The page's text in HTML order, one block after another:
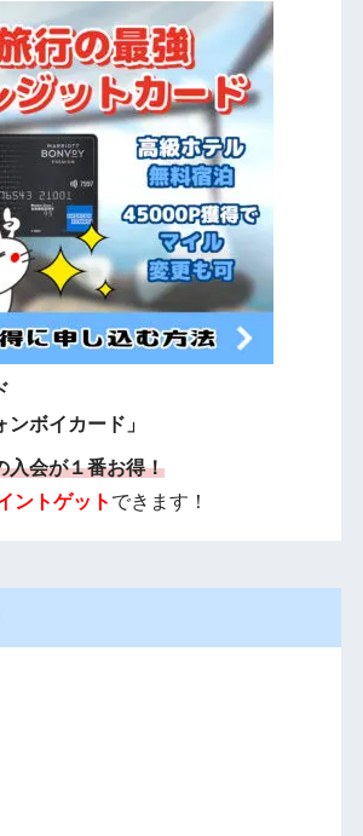
ンボイカード」
入会が１番お得！
ントゲット できます！